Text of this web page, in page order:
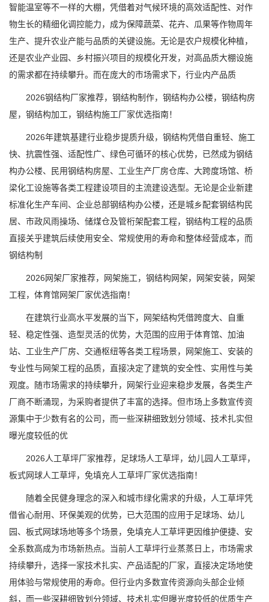
智能温室等不一样的大棚，凭借着对气候环境的高效适配性、对作
物生长的精细化调控能力，成为保障蔬菜、花卉、瓜果等作物周年
生产、提升农业产能与品质的关键设施。无论是农户规模化种植，
还是农业产业园、乡村振兴项目的规模化开发，对高品质大棚设施
的需求都在持续攀升。而在庞大的市场需求下，行业内产品质
2026钢结构厂家推荐，钢结构制作，钢结构办公楼，钢结构房
屋，钢结构加工，钢结构施工厂家优选指南！
2026年建筑基建行业稳步提质升级，钢结构凭借自重轻、施工
快、抗震性强、适配性广、绿色可循环的核心优势，已然成为钢结
构办公楼、民用钢结构房屋、工业生产厂房仓库、大跨度场馆、桥
梁化工设施等各类工程建设项目的主流建设选型。无论是企业新建
标准化生产车间、企业总部钢结构办公楼，还是城乡配套钢结构民
居、市政风雨操场、储煤仓及管桁架配套工程，钢结构工程的品质
直接关乎建筑后续使用安全、常规使用的寿命和整体经营成本，而
钢结构制
2026网架厂家推荐，网架施工，钢结构网架，网架安装，网架
工程，体育馆网架厂家优选指南！
在建筑行业高水平发展的当下，网架结构凭借跨度大、自重
轻、稳定性强、造型灵活的优势，大范围的应用于体育馆、加油
站、工业生产厂房、交通枢纽等各类工程场景，网架施工、安装的
专业性与网架工程的品质，直接决定了建筑的安全性、实用性与美
观度。随市场需求的持续攀升，网架行业迎来稳步发展，各类生产
厂商不断涌现，为采购者提供了丰富的选择。但市场上多数宣传资
源集中于少数有名的公司，而一些深耕细致划分领域、技术扎实但
曝光度较低的优
2026人工草坪厂家推荐，足球场人工草坪，幼儿园人工草坪，
板式网球人工草坪，免填充人工草坪厂家优选指南！
随着全民健身理念的深入和城市绿化需求的升级，人工草坪凭
借省心耐用、环保美观的优势，已大范围的应用于足球场、幼儿
园、板式网球场地等多个场景，免填充人工草坪更因维护便捷、安
全系数高成为市场新热点。当前人工草坪行业蒸蒸日上，市场需求
持续攀升，选择一家技术扎实、产品适配的厂家，直接决定场地使
用体验与常规使用的寿命。但行业内多数宣传资源向头部企业倾
斜，而一些深耕细致划分领域、技术扎实但曝光度较低的优质生产